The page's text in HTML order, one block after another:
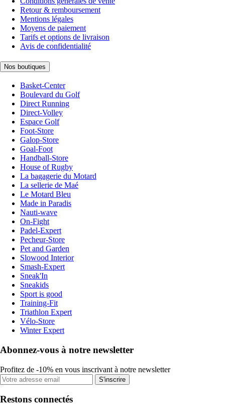
Retour & remboursement
Mentions légales
Moyens de paiement
Tarifs et options de livraison
Avis de confidentialité
Nos boutiques
Basket-Center
Boulevard du Golf
Direct Running
Direct-Volley
Espace Golf
Foot-Store
Galop-Store
Goal-Foot
Handball-Store
House of Rugby
La bagagerie du Motard
La sellerie de Maé
Le Motard Bleu
Made in Paradis
Nauti-wave
On-Fight
Padel-Expert
Pecheur-Store
Pet and Garden
Slowood Interior
Smash-Expert
Sneak'In
Sneakids
Sport is good
Training-Fit
Triathlon Expert
Vélo-Store
Winter Expert
Abonnez-vous à notre newsletter
Profitez de -10% en vous inscrivant à notre newsletter
S'inscrire
Restons connectés